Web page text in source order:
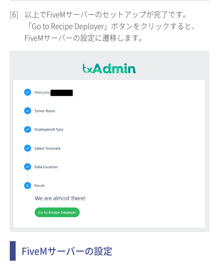
[6]
以上でFiveMサーバーのセットアップが完了です。
「Go to Recipe Deployer」ボタンをクリックすると、
FiveMサーバーの設定に遷移します。
FiveMサーバーの設定